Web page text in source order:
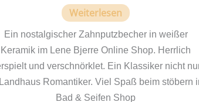
Weiterlesen
Ein nostalgischer Zahnputzbecher in weißer
Keramik im Lene Bjerre Online Shop. Herrlich
und verschnörklet. Ein Klassiker nicht
Romantiker. Viel Spaß beim stöbern
Bad & Seifen Shop